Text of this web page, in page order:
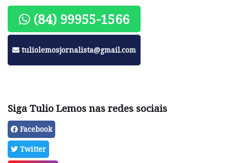
(84) 99955-1566
tuliolemosjornalista@gmail.com
Siga Tulio Lemos nas redes sociais
Facebook
Twitter